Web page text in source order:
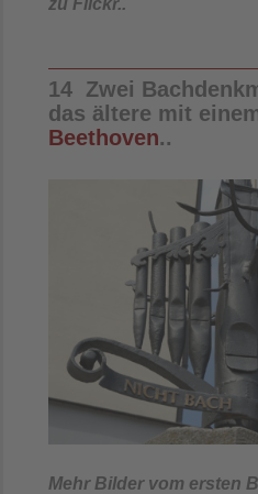
zu Flickr..
14 Zwei
das ältere mit
Beethoven..
Mehr Bilder vom ersten